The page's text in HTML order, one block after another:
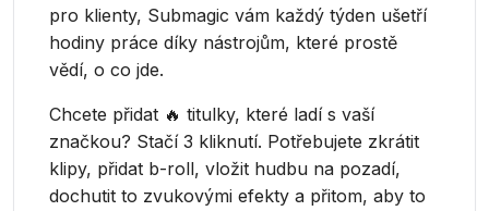
pro klienty, Submagic vám každý týden ušetří
hodiny práce díky nástrojům, které prostě
vědí, o co jde.
Chcete přidat 🔥 titulky, které ladí s vaší
značkou? Stačí 3 kliknutí. Potřebujete zkrátit
klipy, přidat b-roll, vložit hudbu na pozadí,
dochutit to zvukovými efekty a přitom, aby to